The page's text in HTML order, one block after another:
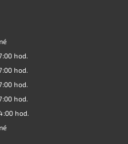
hod.
hod.
hod.
hod.
hod.